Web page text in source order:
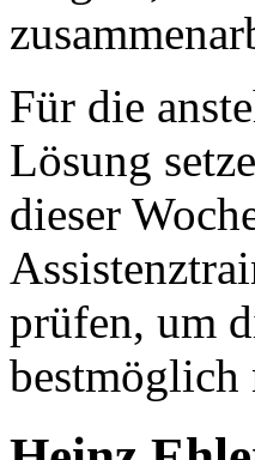
Für die
Lösung
dieser
prüfen, um
bestmöglich